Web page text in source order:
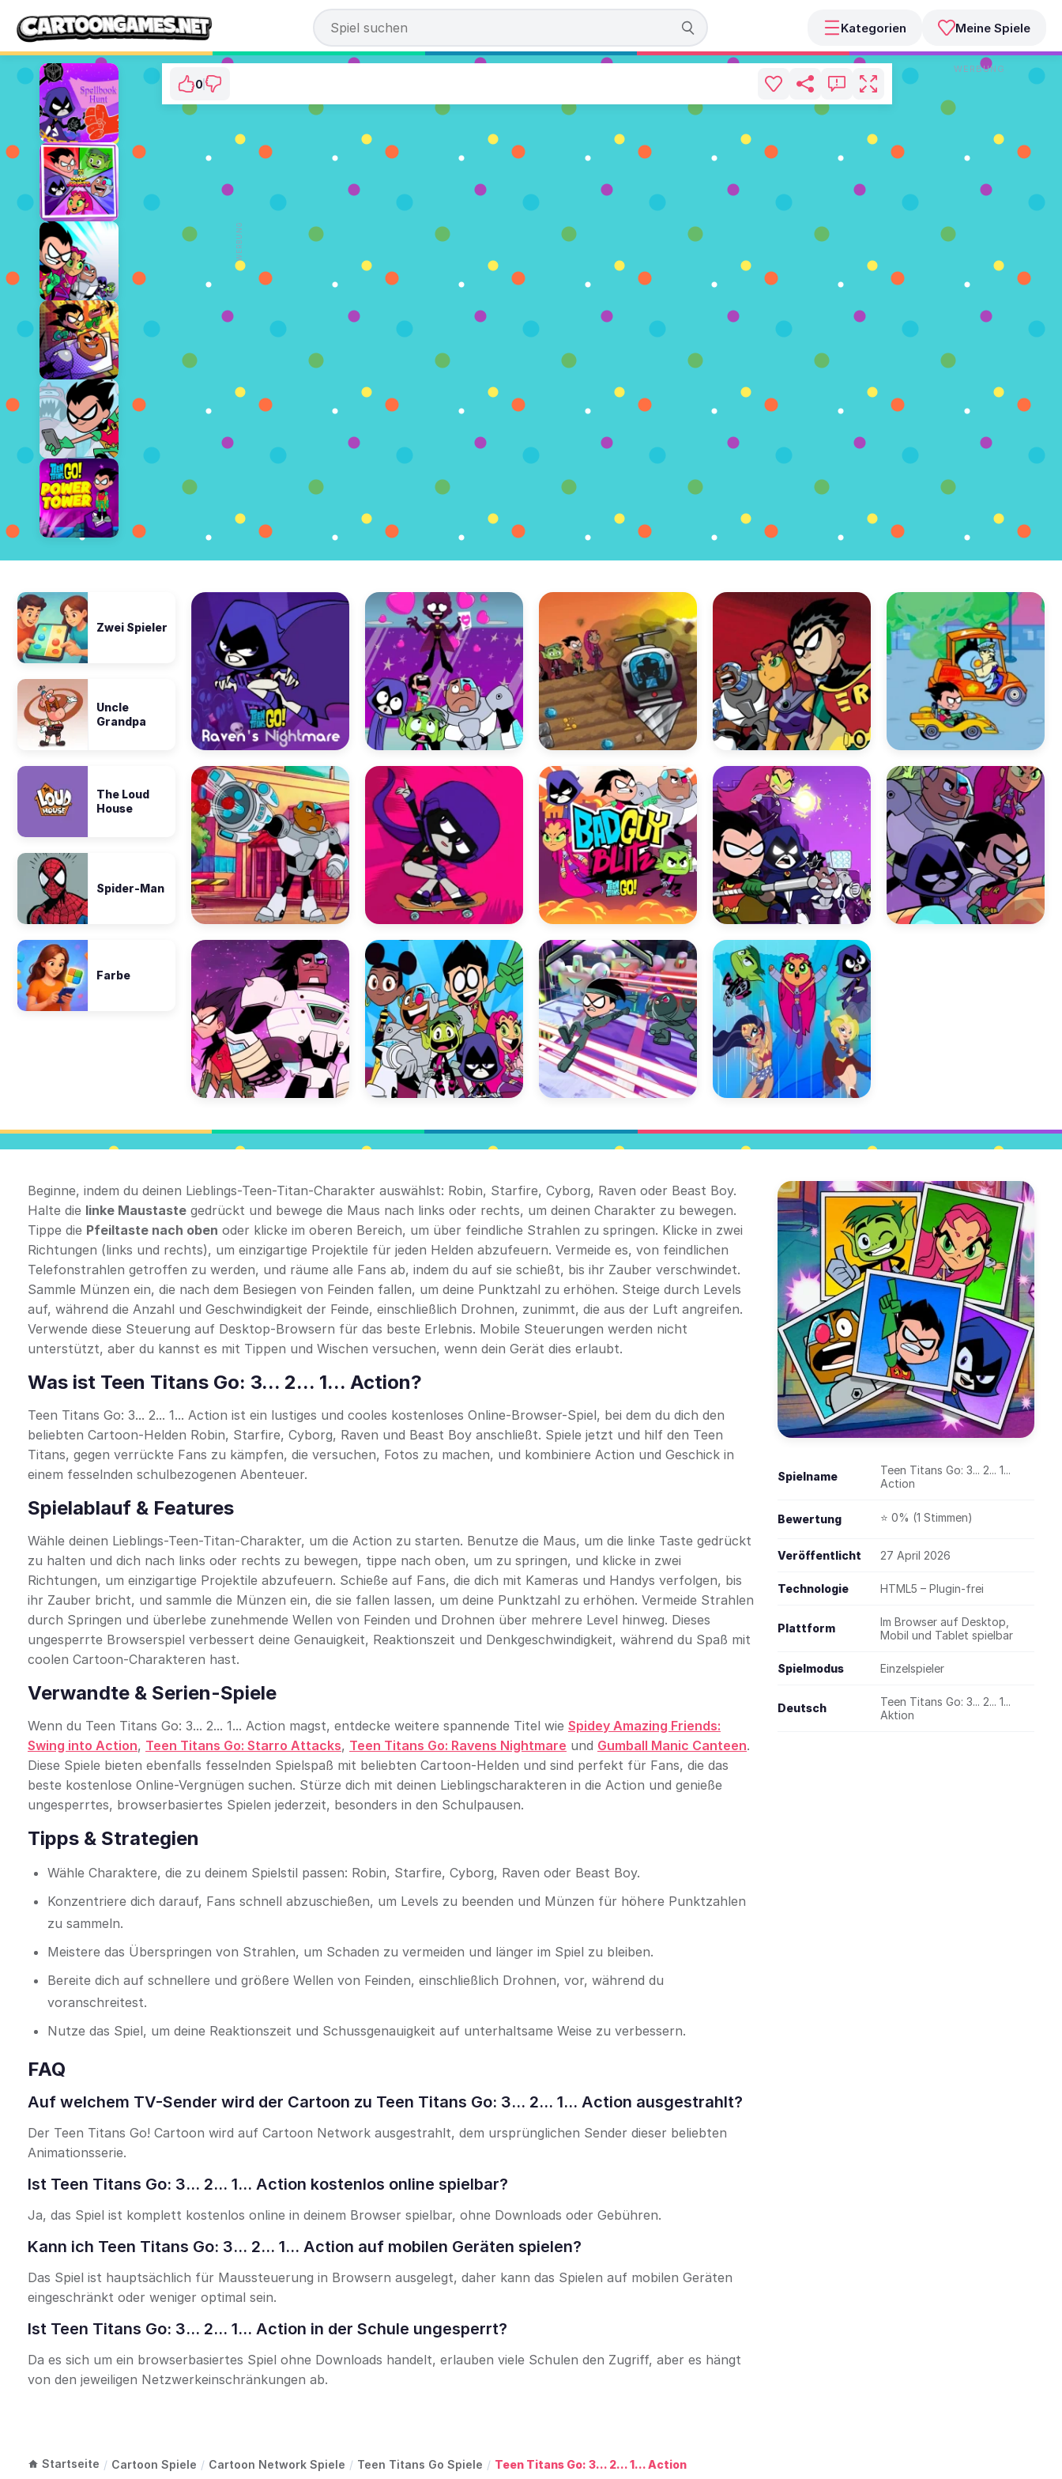
Kategorien Meine Spiele
⭐ 0% (1 Stimmen)
JETZT SPIELEN
0
WERBUNG
WERBUNG
Zwei Spieler
Uncle
Grandpa
The Loud
House
Spider-Man
Farbe
Beginne, indem du deinen Lieblings-Teen-Titan-Charakter auswählst: Robin, Starfire, Cyborg, Raven oder Beast Boy.
Halte die linke Maustaste gedrückt und bewege die Maus nach links oder rechts, um deinen Charakter zu bewegen.
Tippe die Pfeiltaste nach oben oder klicke im oberen Bereich, um über feindliche Strahlen zu springen. Klicke in zwei
Richtungen (links und rechts), um einzigartige Projektile für jeden Helden abzufeuern. Vermeide es, von feindlichen
Telefonstrahlen getroffen zu werden, und räume alle Fans ab, indem du auf sie schießt, bis ihr Zauber verschwindet.
Sammle Münzen ein, die nach dem Besiegen von Feinden fallen, um deine Punktzahl zu erhöhen. Steige durch Levels
auf, während die Anzahl und Geschwindigkeit der Feinde, einschließlich Drohnen, zunimmt, die aus der Luft angreifen.
Verwende diese Steuerung auf Desktop-Browsern für das beste Erlebnis. Mobile Steuerungen werden nicht
unterstützt, aber du kannst es mit Tippen und Wischen versuchen, wenn dein Gerät dies erlaubt.
Was ist Teen Titans Go: 3... 2... 1... Action?
Teen Titans Go: 3... 2... 1... Action ist ein lustiges und cooles kostenloses Online-Browser-Spiel, bei dem du dich den
beliebten Cartoon-Helden Robin, Starfire, Cyborg, Raven und Beast Boy anschließt. Spiele jetzt und hilf den Teen
Titans, gegen verrückte Fans zu kämpfen, die versuchen, Fotos zu machen, und kombiniere Action und Geschick in
einem fesselnden schulbezogenen Abenteuer.
Spielablauf & Features
Wähle deinen Lieblings-Teen-Titan-Charakter, um die Action zu starten. Benutze die Maus, um die linke Taste gedrückt
zu halten und dich nach links oder rechts zu bewegen, tippe nach oben, um zu springen, und klicke in zwei
Richtungen, um einzigartige Projektile abzufeuern. Schieße auf Fans, die dich mit Kameras und Handys verfolgen, bis
ihr Zauber bricht, und sammle die Münzen ein, die sie fallen lassen, um deine Punktzahl zu erhöhen. Vermeide Strahlen
durch Springen und überlebe zunehmende Wellen von Feinden und Drohnen über mehrere Level hinweg. Dieses
ungesperrte Browserspiel verbessert deine Genauigkeit, Reaktionszeit und Denkgeschwindigkeit, während du Spaß mit
coolen Cartoon-Charakteren hast.
Verwandte & Serien-Spiele
Wenn du Teen Titans Go: 3... 2... 1... Action magst, entdecke weitere spannende Titel wie Spidey Amazing Friends:
Swing into Action, Teen Titans Go: Starro Attacks, Teen Titans Go: Ravens Nightmare und Gumball Manic Canteen.
Diese Spiele bieten ebenfalls fesselnden Spielspaß mit beliebten Cartoon-Helden und sind perfekt für Fans, die das
beste kostenlose Online-Vergnügen suchen. Stürze dich mit deinen Lieblingscharakteren in die Action und genieße
ungesperrtes, browserbasiertes Spielen jederzeit, besonders in den Schulpausen.
Tipps & Strategien
Wähle Charaktere, die zu deinem Spielstil passen: Robin, Starfire, Cyborg, Raven oder Beast Boy.
Konzentriere dich darauf, Fans schnell abzuschießen, um Levels zu beenden und Münzen für höhere Punktzahlen
zu sammeln.
Meistere das Überspringen von Strahlen, um Schaden zu vermeiden und länger im Spiel zu bleiben.
Bereite dich auf schnellere und größere Wellen von Feinden, einschließlich Drohnen, vor, während du
voranschreitest.
Nutze das Spiel, um deine Reaktionszeit und Schussgenauigkeit auf unterhaltsame Weise zu verbessern.
FAQ
Auf welchem TV-Sender wird der Cartoon zu Teen Titans Go: 3... 2... 1... Action ausgestrahlt?
Der Teen Titans Go! Cartoon wird auf Cartoon Network ausgestrahlt, dem ursprünglichen Sender dieser beliebten
Animationsserie.
Ist Teen Titans Go: 3... 2... 1... Action kostenlos online spielbar?
Ja, das Spiel ist komplett kostenlos online in deinem Browser spielbar, ohne Downloads oder Gebühren.
Kann ich Teen Titans Go: 3... 2... 1... Action auf mobilen Geräten spielen?
Das Spiel ist hauptsächlich für Maussteuerung in Browsern ausgelegt, daher kann das Spielen auf mobilen Geräten
eingeschränkt oder weniger optimal sein.
Ist Teen Titans Go: 3... 2... 1... Action in der Schule ungesperrt?
Da es sich um ein browserbasiertes Spiel ohne Downloads handelt, erlauben viele Schulen den Zugriff, aber es hängt
von den jeweiligen Netzwerkeinschränkungen ab.
Spielname
Teen Titans Go: 3... 2... 1...
Action
Bewertung ⭐ 0% (1 Stimmen)
Veröffentlicht 27 April 2026
Technologie HTML5 – Plugin-frei
Plattform
Im Browser auf Desktop,
Mobil und Tablet spielbar
Spielmodus Einzelspieler
Deutsch
Teen Titans Go: 3... 2... 1...
Aktion
Startseite / Cartoon Spiele / Cartoon Network Spiele / Teen Titans Go Spiele / Teen Titans Go: 3... 2... 1... Action